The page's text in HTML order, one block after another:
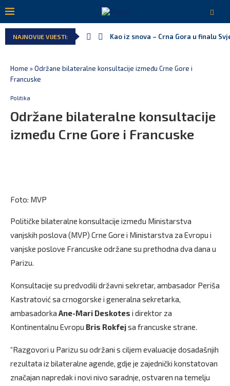
NAJNOVIJE VIJESTI: Kao iz snova – Crna Gora u finalu
Home »Održane bilateralne konsultacije između Crne Gore i
Francuske
Politika
Održane bilateralne konsultacije
između Crne Gore i Francuske
Foto: MVP
Političke bilateralne konsultacije između Ministarstva
vanjskih poslova (MVP) Crne Gore i Ministarstva za Evropu i
vanjske poslove Francuske održane su prethodna dva dana u
Parizu.
Konsultacije su predvodili državni sekretar, ambasador Periša
Kastratović sa crnogorske i generalna sekretarka,
ambasadorka Ane-Mari Deskotes i direktor za
Kontinentalnu Evropu Bris Rokfejsa francuske strane.
“Razgovori u Parizu su održani s ciljem evaluacije dosadašnjih
rezultata iz bilateralne agende, gdje je zajednički konstatovan
značajan napredak i novi nivo saradnje, ostvaren na temelju